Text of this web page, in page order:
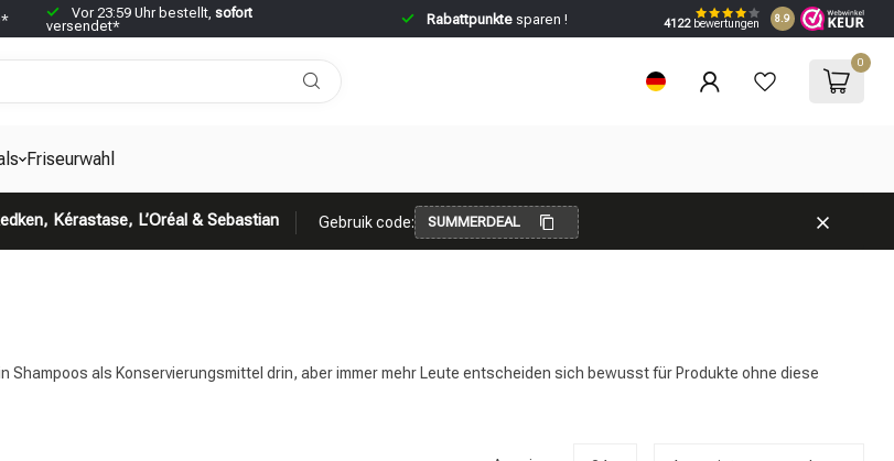
Vor 23:59 Uhr bestellt, sofort
versendet*
Rabattpunktesparen ! 4122bewertungen 8.9
0
Friseurwahl
Kérastase, L’Oréal & Sebastian Gebruik code: SUMMERDEAL
als Konservierungsmittel drin, aber immer mehr Leute entscheiden sich bewusst für Produkte ohne diese